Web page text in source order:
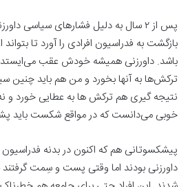
پس از ۲ سال به دلیل فشارهای سیاسی
بازگشت به فدراسیون افرادی را آورد تا
باشد. داورزنی همیشه خودش عقب می‌ایستد و
ترکش‌ها به آنها بخورد و من هم باید چنین
نتیجه گیری هم ترکش ها به عطایی خورد و
خوبی می‌دانست که در مواقع شکست باید
پیشکسوتانی هم که اکنون در بدنه فدراسیون
داورزنی بودند اما وقتی پست و سِمت گرفتند